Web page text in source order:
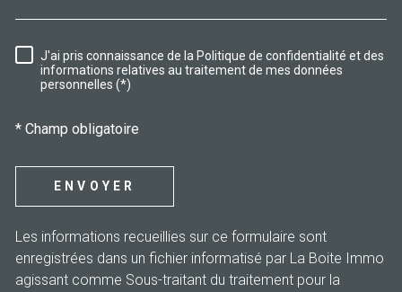
RÈGLEMENTATION
J'ai pris connaissance de la Politique de confidentialité et des
informations relatives au traitement de mes données
personnelles (*)
* Champ obligatoire
ENVOYER
Les informations recueillies sur ce formulaire sont
enregistrées dans un fichier informatisé par La Boite Immo
agissant comme Sous-traitant du traitement pour la